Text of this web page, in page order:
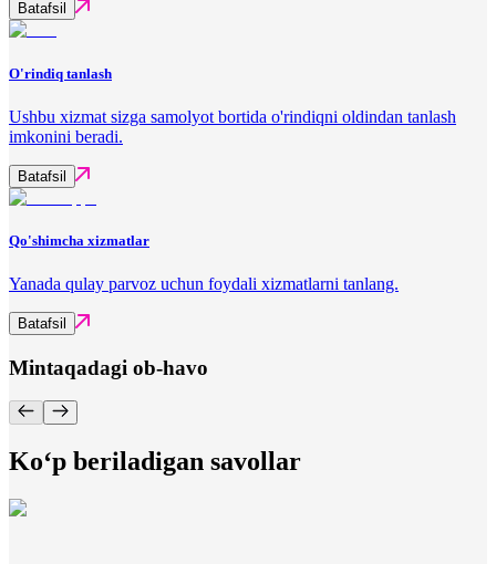
Batafsil
O'rindiq tanlash
Ushbu xizmat sizga samolyot bortida o'rindiqni oldindan tanlash
imkonini beradi.
Batafsil
Qo'shimcha xizmatlar
Yanada qulay parvoz uchun foydali xizmatlarni tanlang.
Batafsil
Mintaqadagi ob-havo
Ko‘p beriladigan savollar